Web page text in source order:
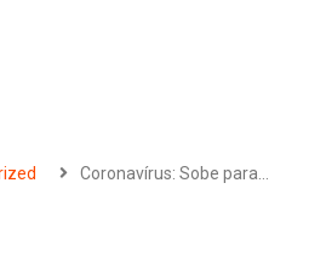
Coronavírus: Sobe para…